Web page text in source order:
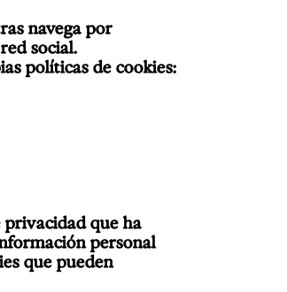
navega por
social.
políticas de cookies:
privacidad que ha
personal
que pueden